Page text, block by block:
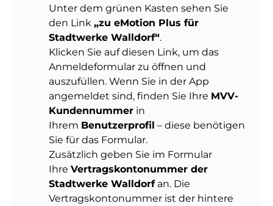
Unter dem grünen Kasten sehen Sie
den Link „zu eMotion Plus für
Stadtwerke Walldorf“.
Klicken Sie auf diesen Link, um das
Anmeldeformular zu öffnen und
auszufüllen. Wenn Sie in der App
angemeldet sind, finden Sie Ihre MVV-
Kundennummer in
Ihrem Benutzerprofil – diese benötigen
Sie für das Formular.
Zusätzlich geben Sie im Formular
Ihre Vertragskontonummer der
Stadtwerke Walldorfan. Die
Vertragskontonummer ist der hintere